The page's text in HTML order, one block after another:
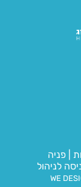
פניה
לניהול
WE